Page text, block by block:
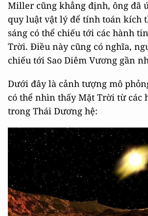
Miller cũng khẳng định, ông đã
quy luật vật lý để tính toán kích
sáng có thể chiếu tới các hành
Trời. Điều này cũng có nghĩa,
chiếu tới Sao Diêm Vương gần
Dưới đây là cảnh tượng mô
có thể nhìn thấy Mặt Trời từ các
trong Thái Dương hệ: